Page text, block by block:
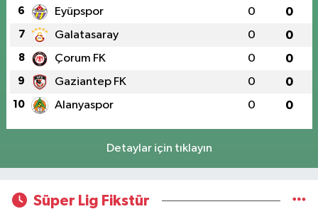
6 Eyüpspor 0 0
7 Galatasaray 0 0
8 Çorum FK 0 0
9 Gaziantep FK 0 0
10 Alanyaspor 0 0
Detaylar için tıklayın
Süper Lig Fikstür